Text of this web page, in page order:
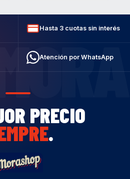
Hasta 3 cuotas sin interés
Atención por WhatsApp
PRECIO
.